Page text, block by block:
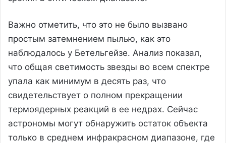
Важно отметить, что это не было вызвано
простым затемнением пылью, как это
наблюдалось у Бетельгейзе. Анализ показал,
что общая светимость звезды во всем спектре
упала как минимум в десять раз, что
свидетельствует о полном прекращении
термоядерных реакций в ее недрах. Сейчас
астрономы могут обнаружить остаток объекта
только в среднем инфракрасном диапазоне, где